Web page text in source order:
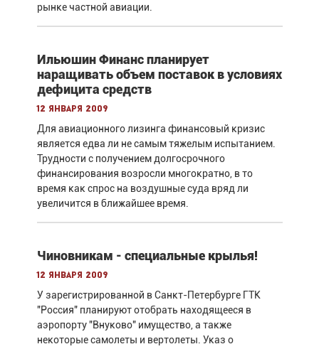
рынке частной авиации.
Ильюшин Финанс планирует
наращивать объем поставок в условиях
дефицита средств
12 января 2009
Для авиационного лизинга финансовый кризис
является едва ли не самым тяжелым испытанием.
Трудности с получением долгосрочного
финансирования возросли многократно, в то
время как спрос на воздушные суда вряд ли
увеличится в ближайшее время.
Чиновникам - специальные крылья!
12 января 2009
У зарегистрированной в Санкт-Петербурге ГТК
"Россия" планируют отобрать находящееся в
аэропорту "Внуково" имущество, а также
некоторые самолеты и вертолеты. Указ о